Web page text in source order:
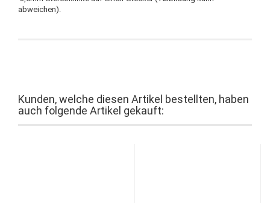
abweichen).
Kunden, welche diesen Artikel bestellten, haben
auch folgende Artikel gekauft: